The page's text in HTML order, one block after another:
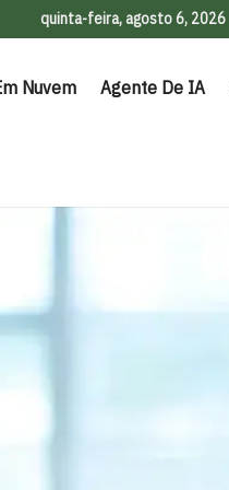
quinta-feira, agosto 6, 2026
Nuvem Agente De IA